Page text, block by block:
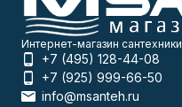
Интернет-магазин сантехники
+7 (495) 128-44-08
+7 (925) 999-66-50
info@msanteh.ru